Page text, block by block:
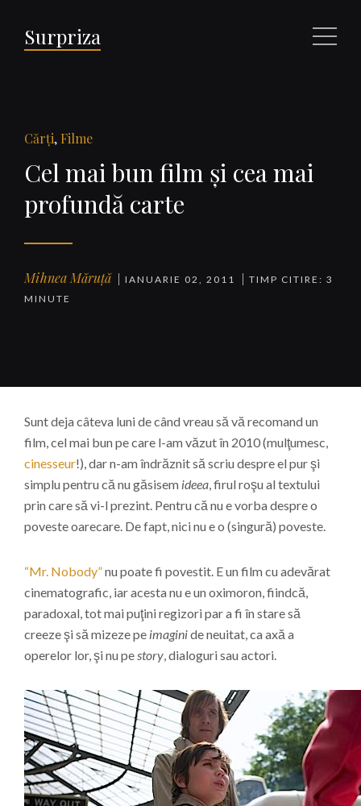
Surpriza Meniu
Cărţi, Filme
Cel mai bun film şi cea mai
profundă carte
Mihnea Măruță IANUARIE 02, 2011
TIMP CITIRE: 3
MINUTE
Sunt deja câteva luni de când vreau să vă recomand un
film, cel mai bun pe care l-am văzut în 2010 (mulţumesc,
cinesseur!), dar n-am îndrăznit să scriu despre el pur şi
simplu pentru că nu găsisem ideea, firul roşu al textului
prin care să vi-l prezint. Pentru că nu e vorba despre o
poveste oarecare. De fapt, nici nu e o (singură) poveste.
“Mr. Nobody”nu poate fi povestit. E un film cu adevărat
cinematografic, iar acesta nu e un oximoron, fiindcă,
paradoxal, tot mai puţini regizori par a fi în stare să
creeze şi să mizeze pe imaginide neuitat, ca axă a
operelor lor, şi nu pestory, dialoguri sau actori.